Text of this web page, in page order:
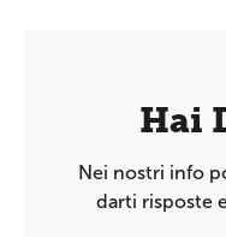
Hai
Nei nostri info
darti risposte